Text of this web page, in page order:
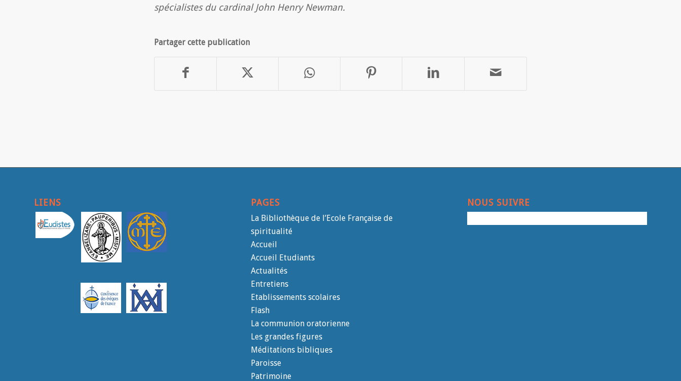
spécialistes du cardinal John Henry Newman.
Partager cette publication
LIENS PAGES
La Bibliothèque de l’Ecole Française de
spiritualité
Accueil
Accueil Etudiants
Actualités
Entretiens
Etablissements scolaires
Flash
La communion oratorienne
Les grandes figures
Méditations bibliques
Paroisse
Patrimoine
NOUS SUIVRE